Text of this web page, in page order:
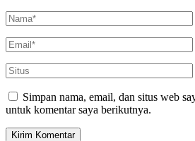
Simpan nama, email, dan situs web
untuk komentar saya berikutnya.